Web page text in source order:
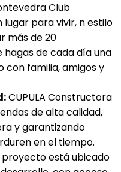
Club
lugar para vivir, n estilo
más de 20
hagas de cada día una
familia, amigos y
CUPULA Constructora
de alta calidad,
y garantizando
en el tiempo.
proyecto está ubicado